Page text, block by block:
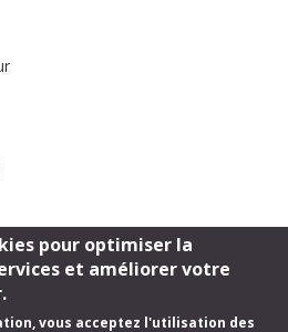
pour optimiser la
et améliorer votre
vous acceptez l'utilisation des